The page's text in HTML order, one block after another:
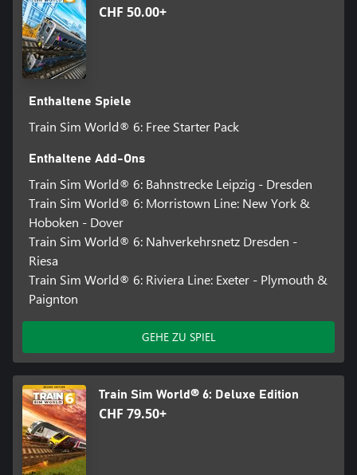
CHF 50.00+
Enthaltene Spiele
Train Sim World® 6: Free Starter Pack
Enthaltene Add-Ons
Train Sim World® 6: Bahnstrecke Leipzig - Dresden
Train Sim World® 6: Morristown Line: New York &
Hoboken - Dover
Train Sim World® 6: Nahverkehrsnetz Dresden -
Riesa
Train Sim World® 6: Riviera Line: Exeter - Plymouth &
Paignton
GEHE ZU SPIEL
Train Sim World® 6: Deluxe Edition
CHF 79.50+